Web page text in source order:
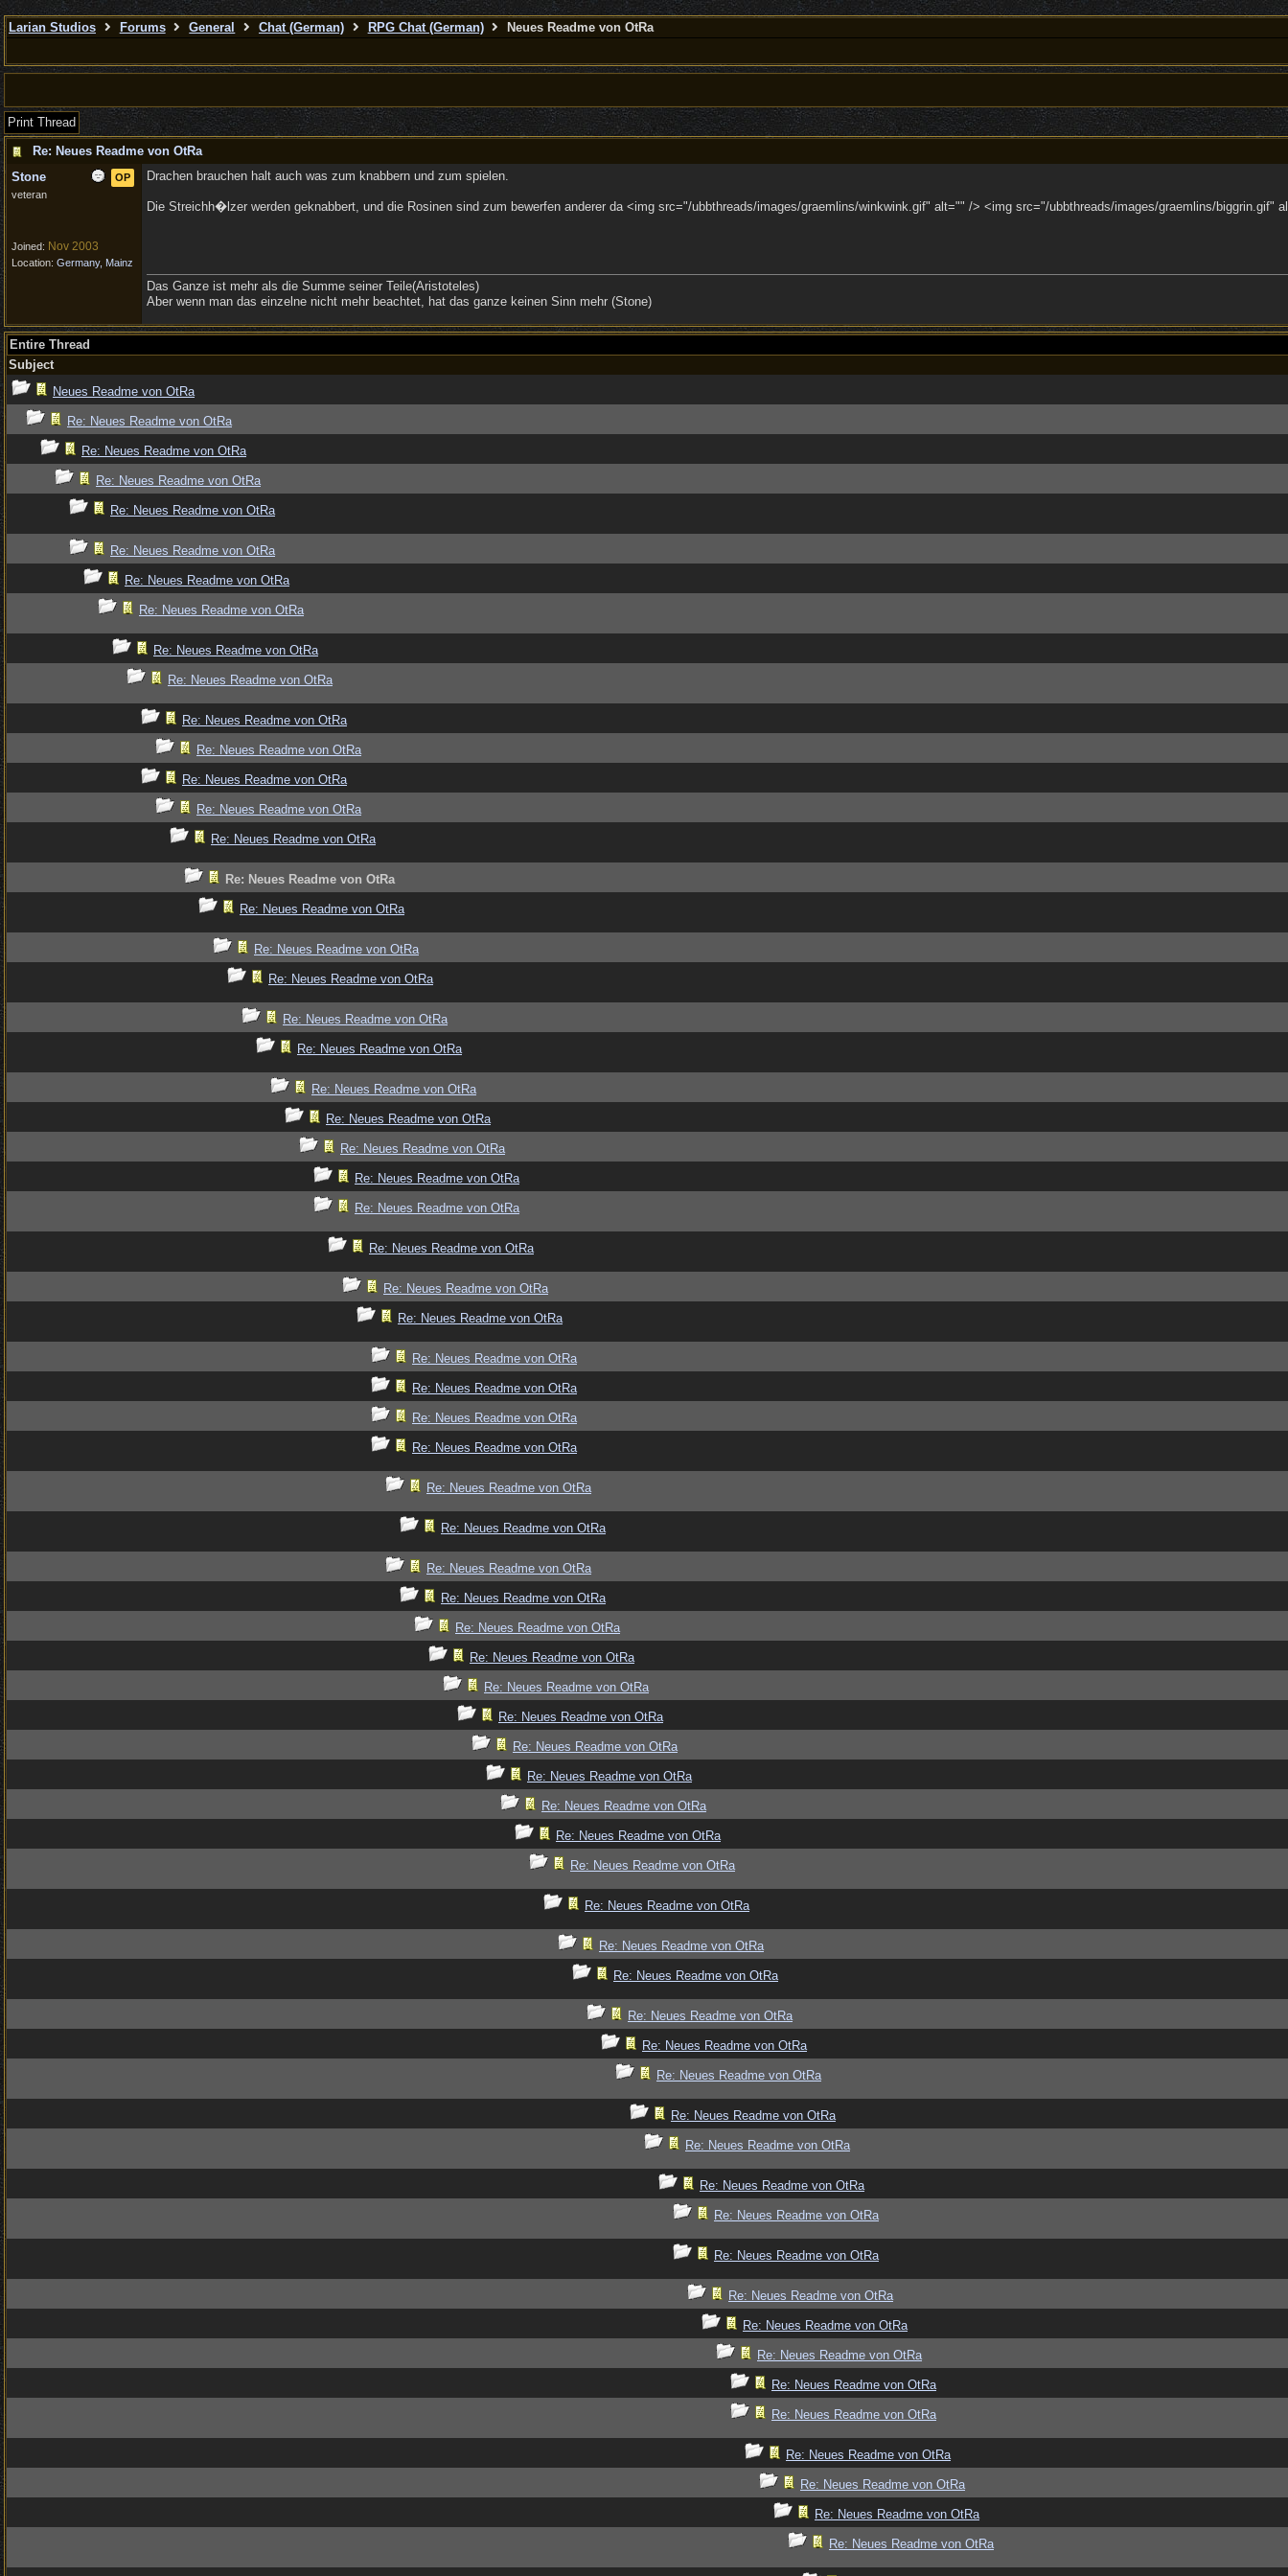
Larian Studios Forums General Chat (German) RPG Chat (German) Neues Readme von OtRa
Print Thread
Re: Neues Readme von OtRa
OP
Stone
veteran
Joined: Nov 2003
Location: Germany, Mainz
Drachen brauchen halt auch was zum knabbern und zum spielen.
Die Streichh�lzer werden geknabbert, und die Rosinen sind zum bewerfen anderer da <img src="/ubbthreads/images/graemlins/winkwink.gif" alt="" /> <img src="/ubbthreads/images/graemlins/biggrin.gif"
Das Ganze ist mehr als die Summe seiner Teile(Aristoteles)
Aber wenn man das einzelne nicht mehr beachtet, hat das ganze keinen Sinn mehr (Stone)
Entire Thread
Subject
Neues Readme von OtRa
Re: Neues Readme von OtRa
Re: Neues Readme von OtRa
Re: Neues Readme von OtRa
Re: Neues Readme von OtRa
Re: Neues Readme von OtRa
Re: Neues Readme von OtRa
Re: Neues Readme von OtRa
Re: Neues Readme von OtRa
Re: Neues Readme von OtRa
Re: Neues Readme von OtRa
Re: Neues Readme von OtRa
Re: Neues Readme von OtRa
Re: Neues Readme von OtRa
Re: Neues Readme von OtRa
Re: Neues Readme von OtRa
Re: Neues Readme von OtRa
Re: Neues Readme von OtRa
Re: Neues Readme von OtRa
Re: Neues Readme von OtRa
Re: Neues Readme von OtRa
Re: Neues Readme von OtRa
Re: Neues Readme von OtRa
Re: Neues Readme von OtRa
Re: Neues Readme von OtRa
Re: Neues Readme von OtRa
Re: Neues Readme von OtRa
Re: Neues Readme von OtRa
Re: Neues Readme von OtRa
Re: Neues Readme von OtRa
Re: Neues Readme von OtRa
Re: Neues Readme von OtRa
Re: Neues Readme von OtRa
Re: Neues Readme von OtRa
Re: Neues Readme von OtRa
Re: Neues Readme von OtRa
Re: Neues Readme von OtRa
Re: Neues Readme von OtRa
Re: Neues Readme von OtRa
Re: Neues Readme von OtRa
Re: Neues Readme von OtRa
Re: Neues Readme von OtRa
Re: Neues Readme von OtRa
Re: Neues Readme von OtRa
Re: Neues Readme von OtRa
Re: Neues Readme von OtRa
Re: Neues Readme von OtRa
Re: Neues Readme von OtRa
Re: Neues Readme von OtRa
Re: Neues Readme von OtRa
Re: Neues Readme von OtRa
Re: Neues Readme von OtRa
Re: Neues Readme von OtRa
Re: Neues Readme von OtRa
Re: Neues Readme von OtRa
Re: Neues Readme von OtRa
Re: Neues Readme von OtRa
Re: Neues Readme von OtRa
Re: Neues Readme von OtRa
Re: Neues Readme von OtRa
Re: Neues Readme von OtRa
Re: Neues Readme von OtRa
Re: Neues Readme von OtRa
Re: Neues Readme von OtRa
Re: Neues Readme von OtRa
Re: Neues Readme von OtRa